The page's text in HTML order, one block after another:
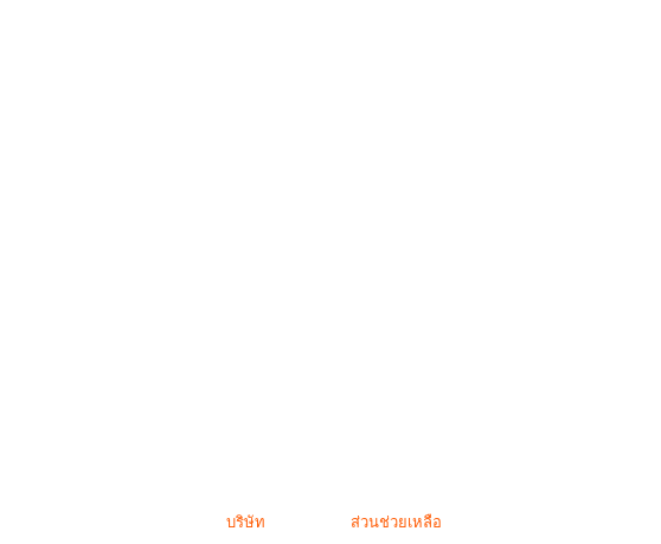
บริษัท ส่วนช่วยเหลือ